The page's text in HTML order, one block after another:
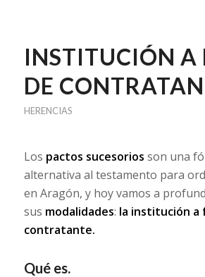
INSTITUCIÓN A
DE
HERENCIAS
Los pactos sucesorios son una
alternativa al testamento para
en Aragón, y hoy vamos a
sus modalidades: la institución a
contratante.
Qué es.